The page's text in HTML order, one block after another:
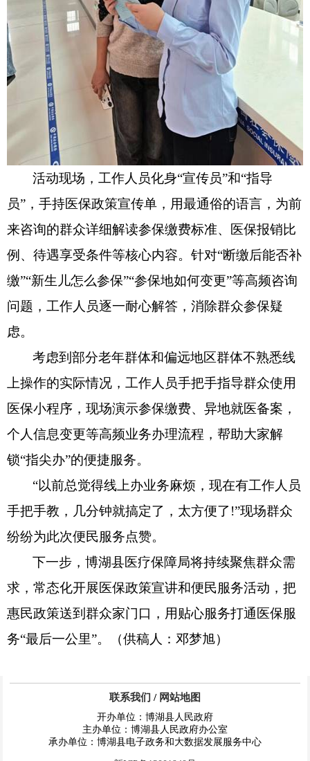
活动现场，工作人员化身“宣传员”和“指导
员”，手持医保政策宣传单，用最通俗的语言，为前
来咨询的群众详细解读参保缴费标准、医保报销比
例、待遇享受条件等核心内容。针对“断缴后能否补
缴”“新生儿怎么参保”“参保地如何变更”等高频咨询
问题，工作人员逐一耐心解答，消除群众参保疑
虑。
考虑到部分老年群体和偏远地区群体不熟悉线
上操作的实际情况，工作人员手把手指导群众使用
医保小程序，现场演示参保缴费、异地就医备案，
个人信息变更等高频业务办理流程，帮助大家解
锁“指尖办”的便捷服务。
“以前总觉得线上办业务麻烦，现在有工作人员
手把手教，几分钟就搞定了，太方便了 !”现场群众
纷纷为此次便民服务点赞。
下一步，博湖县医疗保障局将持续聚焦群众需
求，常态化开展医保政策宣讲和便民服务活动，把
惠民政策送到群众家门口，用贴心服务打通医保服
务“最后一公里”。（供稿人：邓梦旭）
联系我们 / 网站地图
开办单位：博湖县人民政府
主办单位：博湖县人民政府办公室
承办单位：博湖县电子政务和大数据发展服务中心